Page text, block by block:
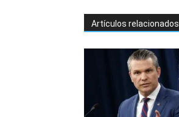
Artículos relacionados